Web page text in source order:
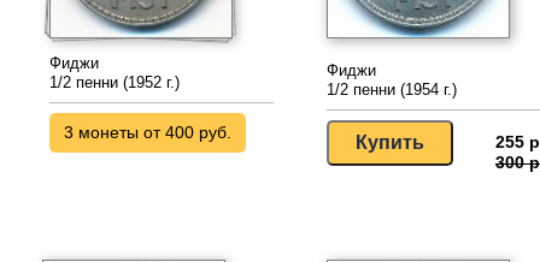
Фиджи
1/2 пенни (1952 г.)
3 монеты от 400 руб.
Фиджи
1/2 пенни (1954 г.)
255
300